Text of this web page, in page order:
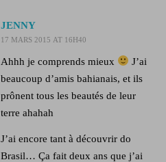
JENNY
17 MARS 2015 AT 16H40
Ahhh je comprends mieux
J’ai
beaucoup d’amis bahianais, et ils
prônent tous les beautés de leur
terre ahahah
J’ai encore tant à découvrir do
Brasil… Ça fait deux ans que j’ai